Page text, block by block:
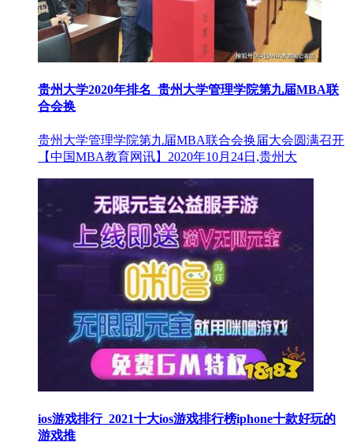
贵州大学2020年排名_贵州大学管理学院第九届MBA联
合会换
贵州大学管理学院第九届MBA联合会换届大会圆满召开
【中国MBA教育网讯】2020年10月24日,贵州大
ios游戏排行_2021十大ios游戏排行榜iphone十款好玩的
游戏推